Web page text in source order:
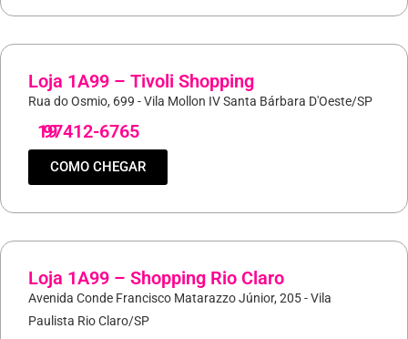
Loja 1A99 – Tivoli Shopping
Rua do Osmio, 699 - Vila Mollon IV Santa Bárbara D'Oeste/SP
19
97412-6765
COMO CHEGAR
Loja 1A99 – Shopping Rio Claro
Avenida Conde Francisco Matarazzo Júnior, 205 - Vila
Paulista Rio Claro/SP